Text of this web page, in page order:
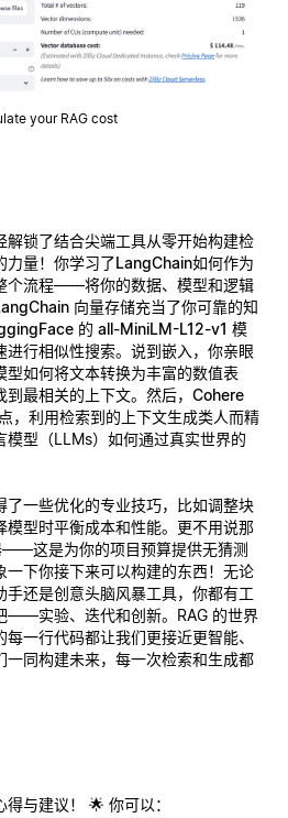
your RAG cost
解锁了结合尖端工具从零开始构建检
力量！你学习了LangChain如何作为
个流程——将你的数据、模型和逻辑
向量存储充当了你可靠的知
的 all-MiniLM-L12-v1 模
进行相似性搜索。说到嵌入，你亲眼
型如何将文本转换为丰富的数值表
最相关的上下文。然后， Cohere
，利用检索到的上下文生成类人而精
模型（LLMs）如何通过真实世界的
了一些优化的专业技巧，比如调整块
模型时平衡成本和性能。更不用说那
——这是为你的项目预算提供无猜测
一下你接下来可以构建的东西！无论
还是创意头脑风暴工具，你都有工
——实验、迭代和创新。RAG 的世界
一行代码都让我们更接近更智能、
一同构建未来，每一次检索和生成都
与建议！ 🌟 你可以：